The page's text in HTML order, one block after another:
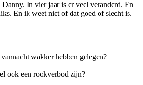
In vier jaar is er veel veranderd. En
En ik weet niet of dat goed of slecht is.
wakker hebben gelegen?
ook een rookverbod zijn?